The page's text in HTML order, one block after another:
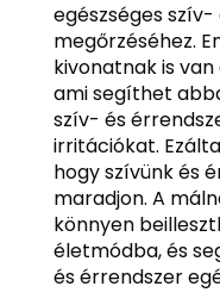
egészséges
megőrzéséhez.
kivonatnak is
ami segíthet
szív- és
irritációkat.
hogy szívünk és
maradjon. A
könnyen
életmódba, és
és érrendszer